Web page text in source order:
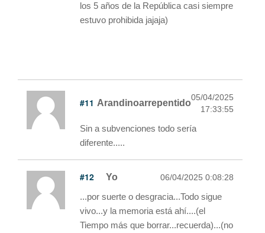
los 5 años de la República casi siempre
estuvo prohibida jajaja)
#11 Arandinoarrepentido
05/04/2025
17:33:55
Sin a subvenciones todo sería
diferente.....
#12 Yo 06/04/2025 0:08:28
...por suerte o desgracia...Todo sigue
vivo...y la memoria está ahí....(el
Tiempo más que borrar...recuerda)...(no